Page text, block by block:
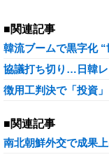
■関連記事
韓流ブームで黒字化
協議打ち切り…日韓
徴用工判決で「投資
■関連記事
南北朝鮮外交で成果